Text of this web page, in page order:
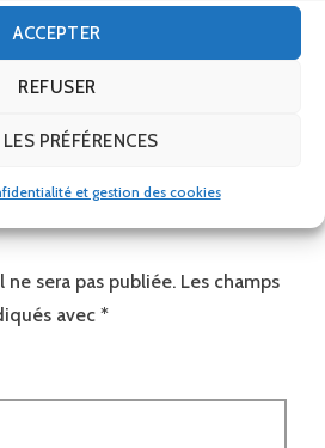
ACCEPTER
REFUSER
PRÉFÉRENCES
et gestion des cookies
commentaire
sera pas publiée. Les champs
avec *